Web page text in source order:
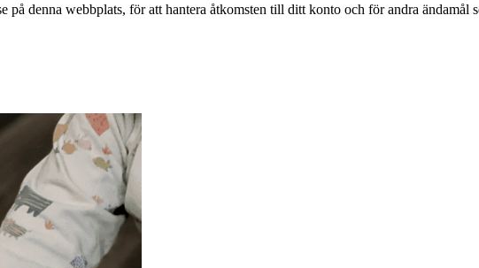
denna webbplats, för att hantera åtkomsten till ditt konto och för andra ändamål